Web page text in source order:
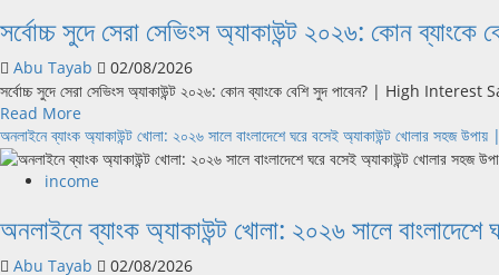
ও
৬টি
উপায়
Build
Credit
Score
Zero
ট্রাভেল
ক্রেডিট
কার্ড
২০২৬:
লাউঞ্জ
অ্যাক্সেস,
ফ্রি
আপ
বিশেষ
সর্বোচ্চ সুদে সেরা সেভিংস অ্যাকাউন্ট ২০২৬: কোন
Abu Tayab
02/08/2026
সর্বোচ্চ সুদে সেরা সেভিংস অ্যাকাউন্ট ২০২৬: কোন ব্যাংকে বেশি সুদ পাবেন? | High
Read More
more
about
সর্বোচ্চ
সেরা
সেভিংস
অ্যাকাউন্ট
অনলাইনে ব্যাংক অ্যাকাউন্ট খোলা: ২০২৬ সালে বাংলাদেশে ঘরে বসেই অ্যাকাউন্ট
income
অনলাইনে ব্যাংক অ্যাকাউন্ট খোলা: ২০২৬ সালে
Abu Tayab
02/08/2026